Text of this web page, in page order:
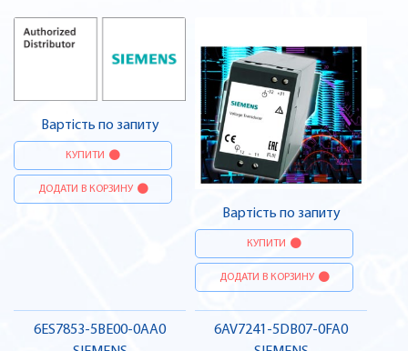
Вартість по запиту
КУПИТИ
ДОДАТИ В КОРЗИНУ
Вартість по запиту
КУПИТИ
ДОДАТИ В КОРЗИНУ
6ES7853-5BE00-0AA0
6AV7241-5DB07-0FA0